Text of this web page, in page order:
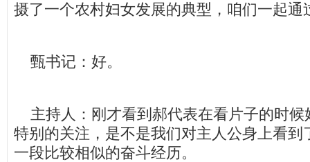
摄了一个农村妇女发展的典型，咱们一起通
甄书记：好。
主持人：刚才看到郝代表在看片子的时候
特别的关注，是不是我们对主人公身上看到
一段比较相似的奋斗经历。